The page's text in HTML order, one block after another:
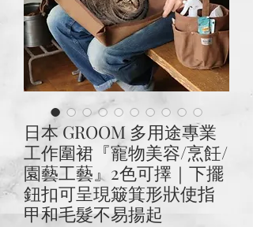
日本 GROOM 多用途專業
工作圍裙『寵物美容/烹飪/
園藝工藝』2色可擇｜下擺
鈕扣可呈現簸箕形狀使指
甲和毛髮不易揚起